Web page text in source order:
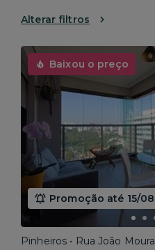
Alterar filtros
Baixou o preço
Promoção até 15/08
Pinheiros • Rua João Moura